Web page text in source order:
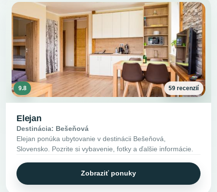
9.8 59 recenzií
Elejan
Destinácia: Bešeňová
Elejan ponúka ubytovanie v destinácii Bešeňová,
Slovensko. Pozrite si vybavenie, fotky a ďalšie informácie.
Zobraziť ponuky